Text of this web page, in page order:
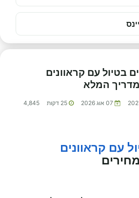
בטיול עם קראוונים
המלא
07 אוג 2026 25 דקות
4,845
עם קראוונים